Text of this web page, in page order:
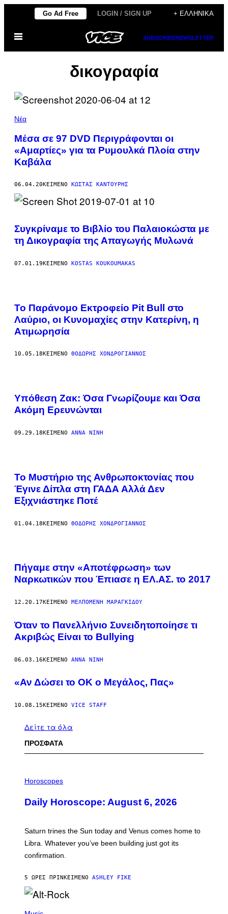
Μετάβαση
περιεχόμενο
Go Ad Free LOGIN / SIGN UP + ΕΛΛΗΝΙΚΆ
Ανοίξτε
μενού
SUBSCRIBENEWSLETTER
δικογραφία
Νέα
Μέσα σε 97 DVD Περιγράφονται οι
«Αμαρτίες» για τα Ρυμουλκά Πλοία στην
Καβάλα
06.04.20ΚΕΊΜΕΝΟ ΚΏΣΤΑΣ ΚΑΝΤΟΎΡΗΣ
Συγκρίναμε το Βιβλίο του Παλαιοκώστα με
τη Δικογραφία της Απαγωγής Μυλωνά
07.01.19ΚΕΊΜΕΝΟ KOSTAS KOUKOUMAKAS
Το Παράνομο Εκτροφείο Pit Bull στο
Λαύριο, οι Κυνομαχίες στην Κατερίνη, η
Ατιμωρησία
10.05.18ΚΕΊΜΕΝΟ ΘΟΔΩΡΉΣ ΧΟΝΔΡΌΓΙΑΝΝΟΣ
Υπόθεση Ζακ: Όσα Γνωρίζουμε και Όσα
Ακόμη Ερευνώνται
09.29.18ΚΕΊΜΕΝΟ ΆΝΝΑ ΝΊΝΗ
Το Μυστήριο της Ανθρωποκτονίας που
Έγινε Δίπλα στη ΓΑΔΑ Αλλά Δεν
Εξιχνιάστηκε Ποτέ
01.04.18ΚΕΊΜΕΝΟ ΘΟΔΩΡΉΣ ΧΟΝΔΡΌΓΙΑΝΝΟΣ
Πήγαμε στην «Αποτέφρωση» των
Ναρκωτικών που Έπιασε η ΕΛ.ΑΣ. το 2017
12.20.17ΚΕΊΜΕΝΟ ΜΕΛΠΟΜΈΝΗ ΜΑΡΑΓΚΊΔΟΥ
Όταν το Πανελλήνιο Συνειδητοποίησε τι
Ακριβώς Είναι το Bullying
06.03.16ΚΕΊΜΕΝΟ ΆΝΝΑ ΝΊΝΗ
«Αν Δώσει το ΟΚ ο Μεγάλος, Πας»
10.08.15ΚΕΊΜΕΝΟ VICE STAFF
Δείτε τα όλα
ΠΡΟΣΦΑΤΑ
L
S
T
I
N
R
E
E
A
Horoscopes
Daily Horoscope: August 6, 2026
Saturn trines the Sun today and Venus comes home to
Libra. Whatever you’ve been building just got its
confirmation.
5 ΏΡΕΣ ΠΡΙΝ ΚΕΊΜΕΝΟ ASHLEY FIKE
P